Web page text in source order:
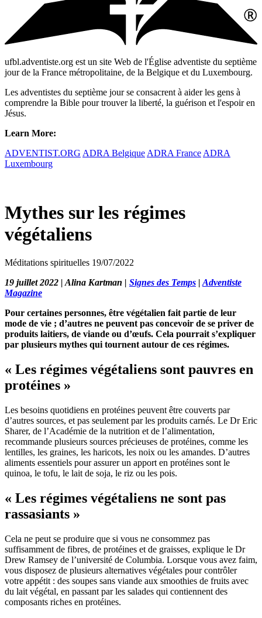
ufbl.adventiste.org est un site Web de l'Église adventiste du septième
jour de la France métropolitaine, de la Belgique et du Luxembourg.
Les adventistes du septième jour se consacrent à aider les gens à
comprendre la Bible pour trouver la liberté, la guérison et l'espoir en
Jésus.
Learn More:
ADVENTIST.ORG ADRA Belgique ADRA France ADRA
Luxembourg
Mythes sur les régimes
végétaliens
Méditations spirituelles 19/07/2022
19 juillet 2022 | Alina Kartman | Signes des Temps | Adventiste
Magazine
Pour certaines personnes, être végétalien fait partie de leur
mode de vie ; d’autres ne peuvent pas concevoir de se priver de
produits laitiers, de viande ou d’œufs. Cela pourrait s’expliquer
par plusieurs mythes qui tournent autour de ces régimes.
« Les régimes végétaliens sont pauvres en
protéines »
Les besoins quotidiens en protéines peuvent être couverts par
d’autres sources, et pas seulement par les produits carnés. Le Dr Eric
Sharer, de l’Académie de la nutrition et de l’alimentation,
recommande plusieurs sources précieuses de protéines, comme les
lentilles, les graines, les haricots, les noix ou les amandes. D’autres
aliments essentiels pour assurer un apport en protéines sont le
quinoa, le tofu, le lait de soja, le riz ou les pois.
« Les régimes végétaliens ne sont pas
rassasiants »
Cela ne peut se produire que si vous ne consommez pas
suffisamment de fibres, de protéines et de graisses, explique le Dr
Drew Ramsey de l’université de Columbia. Lorsque vous avez faim,
vous disposez de plusieurs alternatives végétales pour contrôler
votre appétit : des soupes sans viande aux smoothies de fruits avec
du lait végétal, en passant par les salades qui contiennent des
composants riches en protéines.